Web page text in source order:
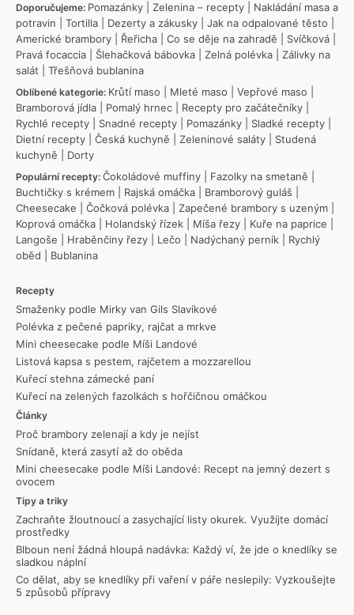
Doporučujeme: Pomazánky Zelenina – recepty
Nakládání masa a
potravin
Tortilla Dezerty a zákusky Jak na odpalované těsto
Americké brambory
Řeřicha Co se děje na zahradě Svíčková
Pravá focaccia
Šlehačková bábovka Zelná polévka
Zálivky na
salát
Třešňová bublanina
Oblíbené kategorie: Krůtí maso Mleté maso Vepřové maso
Bramborová jídla
Pomalý hrnec Recepty pro začátečníky
Rychlé recepty
Snadné recepty Pomazánky Sladké recepty
Dietní recepty
Česká kuchyně Zeleninové saláty
Studená
kuchyně
Dorty
Populární recepty: Čokoládové muffiny Fazolky na smetaně
Buchtičky s krémem
Rajská omáčka Bramborový guláš
Cheesecake
Čočková polévka Zapečené brambory s uzeným
Koprová omáčka
Holandský řízek Míša řezy Kuře na paprice
Langoše
Hraběnčiny řezy Lečo Nadýchaný perník
Rychlý
oběd
Bublanina
Recepty
Smaženky podle Mirky van Gils Slavíkové
Polévka z pečené papriky, rajčat a mrkve
Mini cheesecake podle Míši Landové
Listová kapsa s pestem, rajčetem a mozzarellou
Kuřecí stehna zámecké paní
Kuřecí na zelených fazolkách s hořčičnou omáčkou
Články
Proč brambory zelenají a kdy je nejíst
Snídaně, která zasytí až do oběda
Mini cheesecake podle Míši Landové: Recept na jemný dezert s
ovocem
Tipy a triky
Zachraňte žloutnoucí a zasychající listy okurek. Využijte domácí
prostředky
Blboun není žádná hloupá nadávka: Každý ví, že jde o knedlíky se
sladkou náplní
Co dělat, aby se knedlíky při vaření v páře neslepily: Vyzkoušejte
5 způsobů přípravy